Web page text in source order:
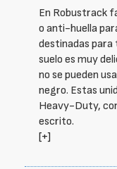
En Robustrack
o anti-huella
destinadas para
suelo es muy
no se pueden
negro. Estas
Heavy-Duty,
escrito.
[+]